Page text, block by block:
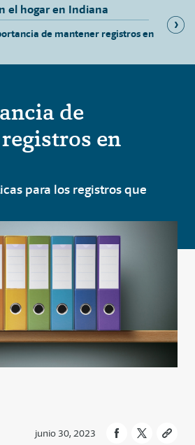
el hogar en Indiana
de mantener registros en
Part
de
en
para los registros que
junio 30, 2023